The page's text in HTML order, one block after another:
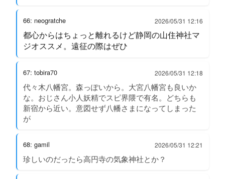
66: neogratche 2026/05/31 12:16
都心からはちょっと離れるけど静岡の山住神社マ
ジオススメ。遠征の際はぜひ
67: tobira70 2026/05/31 12:18
代々木八幡宮。森っぽいから。大宮八幡宮も良いか
な。おじさん小人妖精でスピ界隈で有名。どちらも
新宿から近い。意図せず八幡さまになってしまった
が
68: gamil 2026/05/31 12:21
珍しいのだったら高円寺の気象神社とか？